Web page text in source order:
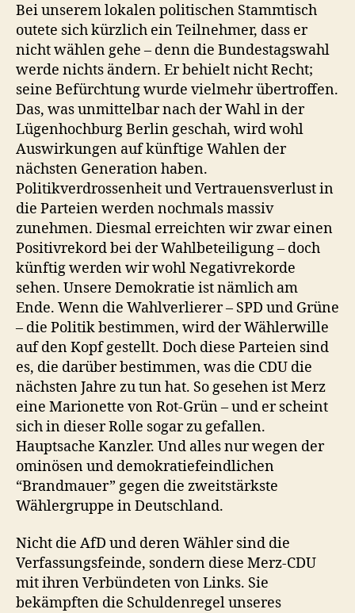
Bei unserem lokalen politischen Stammtisch
outete sich kürzlich ein Teilnehmer, dass er
nicht wählen gehe – denn die Bundestagswahl
werde nichts ändern. Er behielt nicht Recht;
seine Befürchtung wurde vielmehr übertroffen.
Das, was unmittelbar nach der Wahl in der
Lügenhochburg Berlin geschah, wird wohl
Auswirkungen auf künftige Wahlen der
nächsten Generation haben.
Politikverdrossenheit und Vertrauensverlust in
die Parteien werden nochmals massiv
zunehmen. Diesmal erreichten wir zwar einen
Positivrekord bei der Wahlbeteiligung – doch
künftig werden wir wohl Negativrekorde
sehen. Unsere Demokratie ist nämlich am
Ende. Wenn die Wahlverlierer – SPD und Grüne
– die Politik bestimmen, wird der Wählerwille
auf den Kopf gestellt. Doch diese Parteien sind
es, die darüber bestimmen, was die CDU die
nächsten Jahre zu tun hat. So gesehen ist Merz
eine Marionette von Rot-Grün – und er scheint
sich in dieser Rolle sogar zu gefallen.
Hauptsache Kanzler. Und alles nur wegen der
ominösen und demokratiefeindlichen
“Brandmauer” gegen die zweitstärkste
Wählergruppe in Deutschland.
Nicht die AfD und deren Wähler sind die
Verfassungsfeinde, sondern diese Merz-CDU
mit ihren Verbündeten von Links. Sie
bekämpften die Schuldenregel unseres